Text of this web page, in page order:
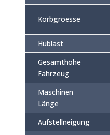
Korbgroesse
Hublast
Gesamthöhe
Fahrzeug
Maschinen
Länge
Aufstellneigung